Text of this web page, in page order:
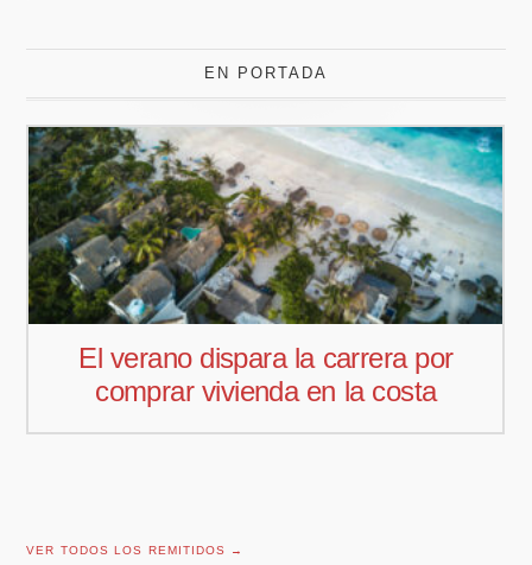
EN PORTADA
Pedro Aguiar nuevo responsable
comercial para Offcoustic Iberia
VER TODOS LOS REMITIDOS →